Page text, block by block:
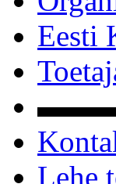
Eesti
Lehe